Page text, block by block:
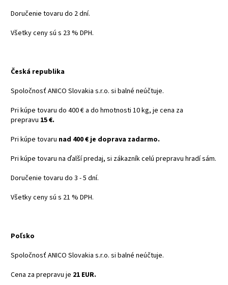
Doručenie tovaru do 2 dní.
Všetky ceny sú s 23 % DPH.
Česká republika
Spoločnosť ANICO Slovakia s.r.o. si balné neúčtuje.
Pri kúpe tovaru do 400 € a do hmotnosti 10 kg, je cena za
prepravu 15 €.
Pri kúpe tovaru nad 400 € je doprava zadarmo.
Pri kúpe tovaru na ďalší predaj, si zákazník celú prepravu hradí sám.
Doručenie tovaru do 3 - 5 dní.
Všetky ceny sú s 21 % DPH.
Poľsko
Spoločnosť ANICO Slovakia s.r.o. si balné neúčtuje.
Cena za prepravu je 21 EUR.